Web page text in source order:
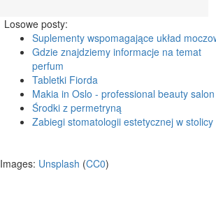
Losowe posty:
Suplementy wspomagające układ
Gdzie znajdziemy informacje na temat
perfum
Tabletki Fiorda
Makia in Oslo - professional beauty salon
Środki z permetryną
Zabiegi stomatologii estetycznej w stolicy
Images: Unsplash (CC0)